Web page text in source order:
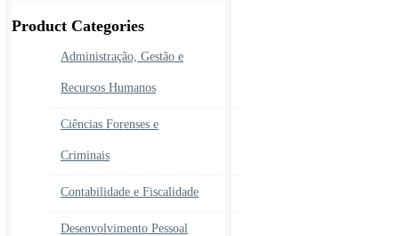
450.00€.390.00€.
Product Categories
Administração, Gestão e
Recursos Humanos
Ciências Forenses e
Criminais
Contabilidade e Fiscalidade
Desenvolvimento Pessoal